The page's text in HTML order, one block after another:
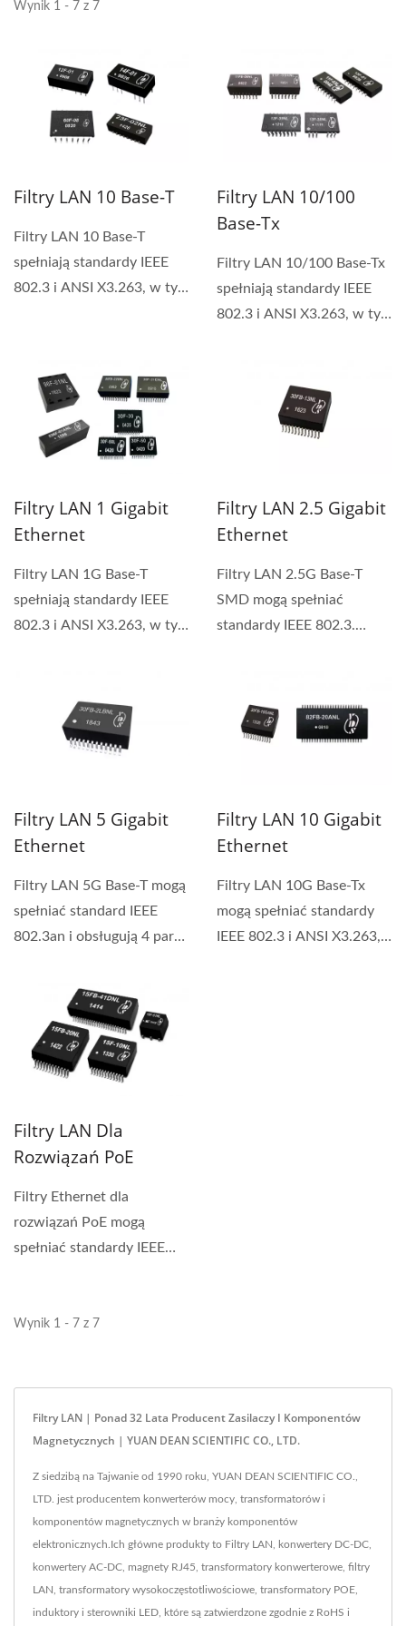
Wynik 1 - 7 z 7
Filtry LAN 10 Base-T
Filtry LAN 10 Base-T
spełniają standardy IEEE
802.3 i ANSI X3.263, w tym
Filtry LAN 10/100
Base-Tx
Filtry LAN 10/100 Base-Tx
spełniają standardy IEEE
802.3 i ANSI X3.263, w tym
Filtry LAN 1 Gigabit
Ethernet
Filtry LAN 1G Base-T
spełniają standardy IEEE
802.3 i ANSI X3.263, w tym
Filtry LAN 2.5 Gigabit
Ethernet
Filtry LAN 2.5G Base-T
SMD mogą spełniać
standardy IEEE 802.3.
Filtry LAN 5 Gigabit
Ethernet
Filtry LAN 5G Base-T mogą
spełniać standard IEEE
802.3an i obsługują 4 pary
Filtry LAN 10 Gigabit
Ethernet
Filtry LAN 10G Base-Tx
mogą spełniać standardy
IEEE 802.3 i ANSI X3.263,
Filtry LAN Dla
Rozwiązań PoE
Filtry Ethernet dla
rozwiązań PoE mogą
spełniać standardy IEEE
Wynik 1 - 7 z 7
Filtry LAN | Ponad 32 Lata Producent Zasilaczy I Komponentów
Magnetycznych | YUAN DEAN SCIENTIFIC CO., LTD.
Z siedzibą na Tajwanie od 1990 roku, YUAN DEAN SCIENTIFIC CO.,
LTD. jest producentem konwerterów mocy, transformatorów i
komponentów magnetycznych w branży komponentów
elektronicznych.Ich główne produkty to Filtry LAN, konwertery DC-DC,
konwertery AC-DC, magnety RJ45, transformatory konwerterowe, filtry
LAN, transformatory wysokoczęstotliwościowe, transformatory POE,
induktory i sterowniki LED, które są zatwierdzone zgodnie z RoHS i